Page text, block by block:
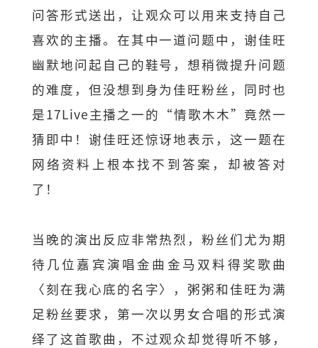
问答形式送出，让观众可以用来支持自己
喜欢的主播。在其中一道问题中，谢佳旺
幽默地问起自己的鞋号，想稍微提升问题
的难度，但没想到身为佳旺粉丝，同时也
是17Live主播之一的“情歌木木”竟然一
猜即中！谢佳旺还惊讶地表示，这一题在
网络资料上根本找不到答案，却被答对
了！
当晚的演出反应非常热烈，粉丝们尤为期
待几位嘉宾演唱金曲金马双料得奖歌曲
〈刻在我心底的名字〉，粥粥和佳旺为满
足粉丝要求，第一次以男女合唱的形式演
绎了这首歌曲，不过观众却觉得听不够，